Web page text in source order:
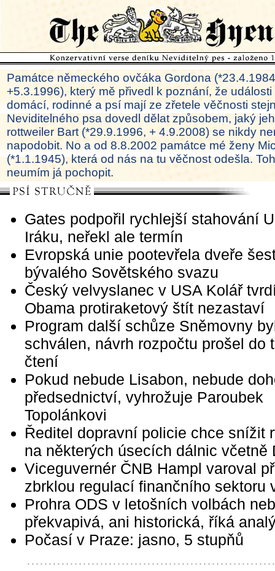
Památce německého ovčáka Gordona
+5.3.1996), který mě přivedl k poznání, že
domácí, rodinné a psí mají ze zřetele věčnosti
Neviditelného psa dovedl dělat způsobem, jaký
rottweiler Bart (*29.9.1996, + 4.9.2008) se nikdy
napodobit. No a od 8.8.2002 památce mé ženy
(*1.1.1945), která od nás na tu věčnost odešla.
neumím já pochopit.
Gates podpořil rychlejší stahování
Iráku, neřekl ale termín
Evropská unie pootevřela dveře
bývalého Sovětského svazu
Český velvyslanec v USA Kolář
Obama protiraketový štít nezastaví
Program další schůze Sněmovny
schválen, návrh rozpočtu prošel do
čtení
Pokud nebude Lisabon, nebude
předsednictví, vyhrožuje Paroubek
Topolánkovi
Ředitel dopravní policie chce snížit
na některých úsecích dálnic včetně
Viceguvernér ČNB Hampl varoval
zbrklou regulací finančního sektoru
Prohra ODS v letošních volbách
překvapivá, ani historická, říká
Počasí v Praze: jasno, 5 stupňů